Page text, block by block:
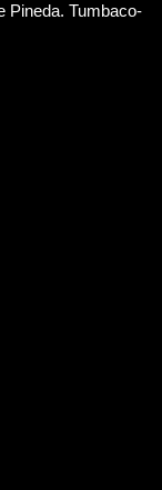
Pineda. Tumbaco-